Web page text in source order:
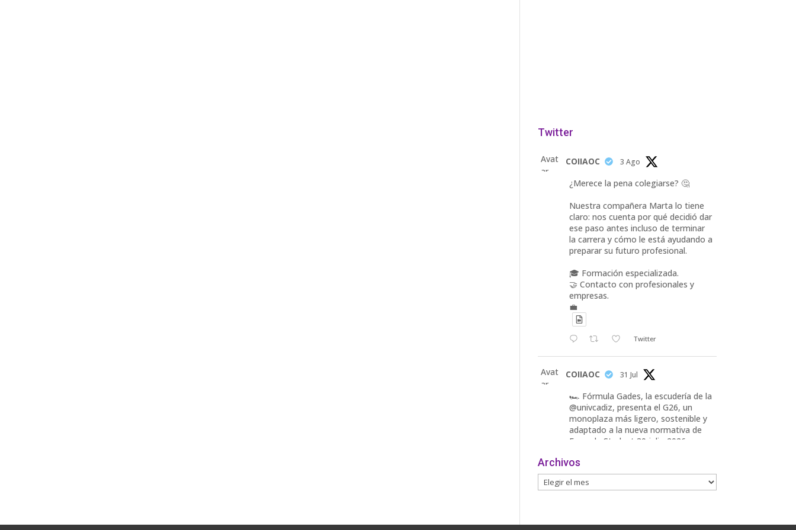
Twitter
Avat
ar
COIIAOC 3 Ago
¿Merece la pena colegiarse? 🤔
Nuestra compañera Marta lo tiene
claro: nos cuenta por qué decidió dar
ese paso antes incluso de terminar
la carrera y cómo le está ayudando a
preparar su futuro profesional.
🎓 Formación especializada.
🤝 Contacto con profesionales y
empresas.
💼
Twitter
Avat
ar
COIIAOC 31 Jul
🏎️ Fórmula Gades, la escudería de la
@univcadiz, presenta el G26, un
monoplaza más ligero, sostenible y
adaptado a la nueva normativa de
Formula Student 30 julio 2026.
En la presentación, que tuvo lugar
este miércoles, estuvieron presentes
María Luisa Bea, Presidenta
Archivos